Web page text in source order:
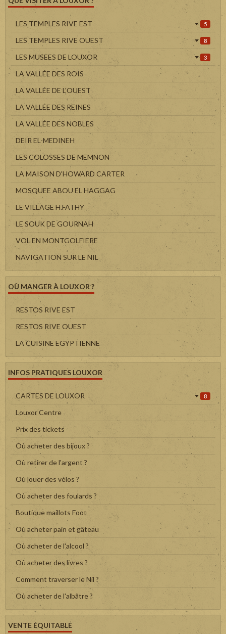
LES TEMPLES RIVE EST 5
LES TEMPLES RIVE OUEST 8
LES MUSEES DE LOUXOR 3
LA VALLÉE DES ROIS
LA VALLÉE DE L'OUEST
LA VALLÉE DES REINES
LA VALLÉE DES NOBLES
DEIR EL-MEDINEH
LES COLOSSES DE MEMNON
LA MAISON D'HOWARD CARTER
MOSQUEE ABOU EL HAGGAG
LE VILLAGE H.FATHY
LE SOUK DE GOURNAH
VOL EN MONTGOLFIERE
NAVIGATION SUR LE NIL
OÙ MANGER À LOUXOR ?
RESTOS RIVE EST
RESTOS RIVE OUEST
LA CUISINE EGYPTIENNE
INFOS PRATIQUES LOUXOR
CARTES DE LOUXOR 8
Louxor Centre
Prix des tickets
Où acheter des bijoux ?
Où retirer de l'argent ?
Où louer des vélos ?
Où acheter des foulards ?
Boutique maillots Foot
Où acheter pain et gâteau
Où acheter de l'alcool ?
Où acheter des livres ?
Comment traverser le Nil ?
Où acheter de l'albâtre ?
VENTE ÉQUITABLE